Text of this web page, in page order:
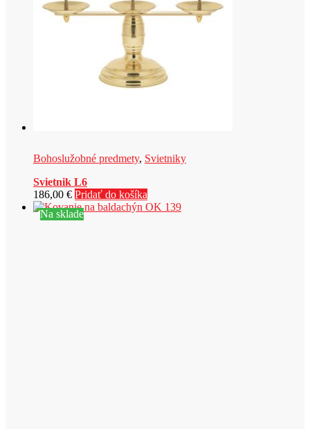
Bohoslužobné predmety, Svietniky
Svietnik L6
186,00 € Pridať do košíka
Na sklade